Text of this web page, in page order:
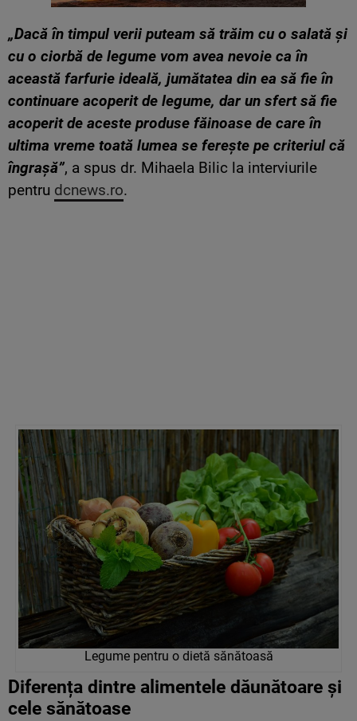
„Dacă în timpul verii puteam să trăim cu o salată și
cu o ciorbă de legume vom avea nevoie ca în
această farfurie ideală, jumătatea din ea să fie în
continuare acoperit de legume, dar un sfert să fie
acoperit de aceste produse făinoase de care în
ultima vreme toată lumea se ferește pe criteriul că
îngrașă”, a spus dr. Mihaela Bilic la interviurile
pentru dcnews.ro.
Legume pentru o dietă sănătoasă
Diferența dintre alimentele dăunătoare și
cele sănătoase